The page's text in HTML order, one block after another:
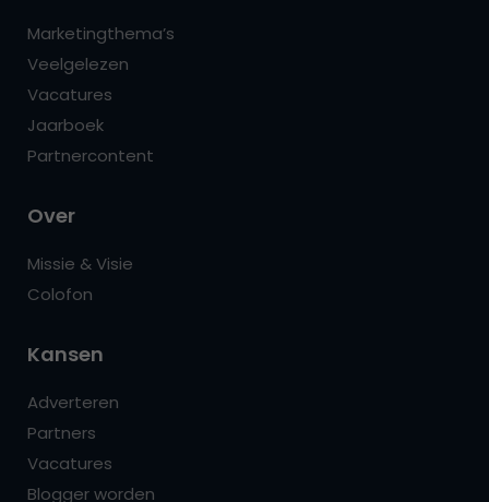
Marketingthema’s
Veelgelezen
Vacatures
Jaarboek
Partnercontent
Over
Missie & Visie
Colofon
Kansen
Adverteren
Partners
Vacatures
Blogger worden